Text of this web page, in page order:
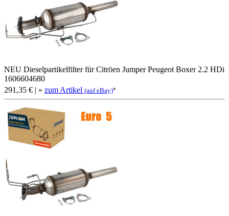
NEU Dieselpartikelfilter für Citröen Jumper Peugeot Boxer 2.2 HDi
1606604680
291,35 € | » zum Artikel (auf eBay)*